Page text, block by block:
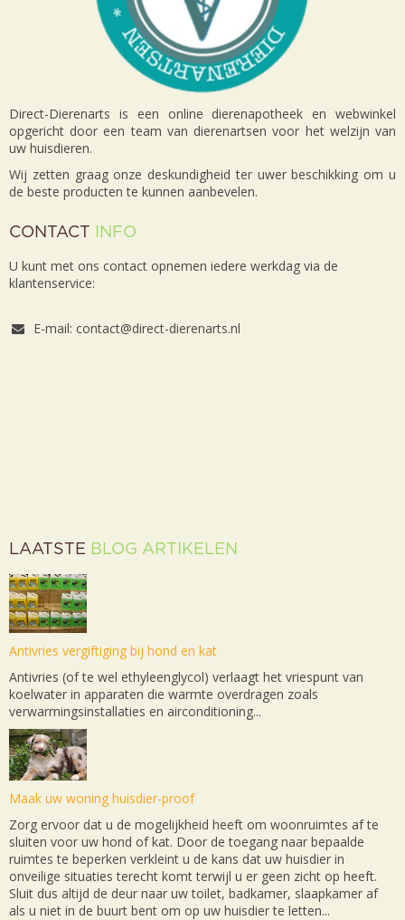
Direct-Dierenarts is een online dierenapotheek en webwinkel
opgericht door een team van dierenartsen voor het welzijn van
uw huisdieren.
Wij zetten graag onze deskundigheid ter uwer beschikking om u
de beste producten te kunnen aanbevelen.
CONTACT INFO
U kunt met ons contact opnemen iedere werkdag via de
klantenservice:
E-mail: contact@direct-dierenarts.nl
LAATSTE BLOG ARTIKELEN
Antivries vergiftiging bij hond en kat
Antivries (of te wel ethyleenglycol) verlaagt het vriespunt van
koelwater in apparaten die warmte overdragen zoals
verwarmingsinstallaties en airconditioning...
Maak uw woning huisdier-proof
Zorg ervoor dat u de mogelijkheid heeft om woonruimtes af te
sluiten voor uw hond of kat. Door de toegang naar bepaalde
ruimtes te beperken verkleint u de kans dat uw huisdier in
onveilige situaties terecht komt terwijl u er geen zicht op heeft.
Sluit dus altijd de deur naar uw toilet, badkamer, slaapkamer af
als u niet in de buurt bent om op uw huisdier te letten...